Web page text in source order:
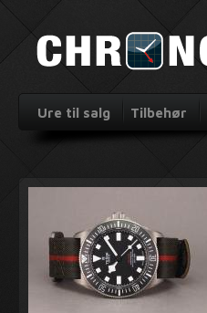
Ure til salg Tilbehør